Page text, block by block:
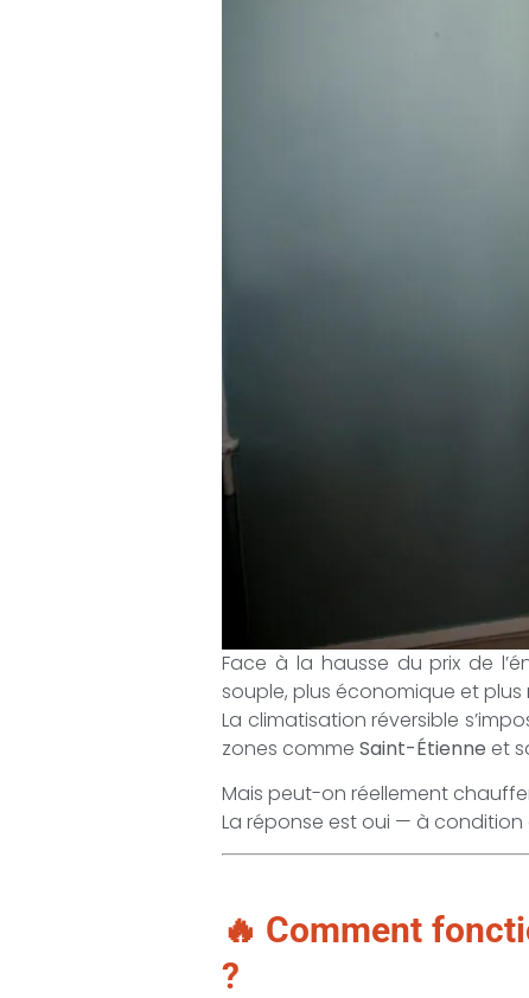
Face à la hausse du prix de
souple, plus économique et plus
La climatisation réversible
zones comme Saint-Étienne et
Mais peut-on réellement
La réponse est oui — à condition
🔥 Comment
?